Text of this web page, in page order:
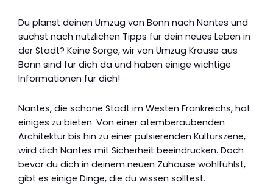
Du planst deinen Umzug von Bonn nach Nantes und
suchst nach nützlichen Tipps für dein neues Leben in
der Stadt? Keine Sorge, wir von Umzug Krause aus
Bonn sind für dich da und haben einige wichtige
Informationen für dich!
Nantes, die schöne Stadt im Westen Frankreichs, hat
einiges zu bieten. Von einer atemberaubenden
Architektur bis hin zu einer pulsierenden Kulturszene,
wird dich Nantes mit Sicherheit beeindrucken. Doch
bevor du dich in deinem neuen Zuhause wohlfühlst,
gibt es einige Dinge, die du wissen solltest.